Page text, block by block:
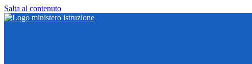
Salta al contenuto